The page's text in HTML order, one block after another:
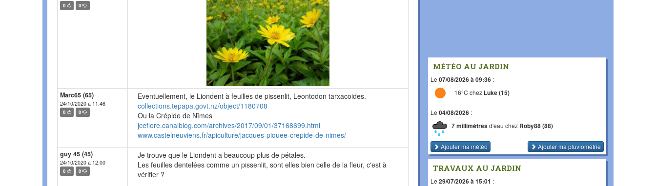
0 0
Marc65 (65)
24/10/2020 à 11:46
0 0
Eventuellement, le Liondent à feuilles de pissenlit, Leontodon tarxacoides.
collections.tepapa.govt.nz/object/1180708
Ou la Crépide de Nîmes
jceflore.canalblog.com/archives/2017/09/01/37168699.html
www.castelneuviens.fr/apiculture/jacques-piquee-crepide-de-nimes/
guy 45 (45)
24/10/2020 à 12:00
0 0
Je trouve que le Liondent a beaucoup plus de pétales.
Les feuilles dentelées comme un pissenlit, sont elles bien celle de la fleur, c'est à
vérifier ?
MÉTÉO AU JARDIN
Le 07/08/2026 à 09:36 :
16°C chez Luke (15)
Le 04/08/2026 :
7 millimètresd'eau chez Roby88 (88)
Ajouter ma météo Ajouter ma pluviométrie
TRAVAUX AU JARDIN
Le 29/07/2026 à 15:01 :